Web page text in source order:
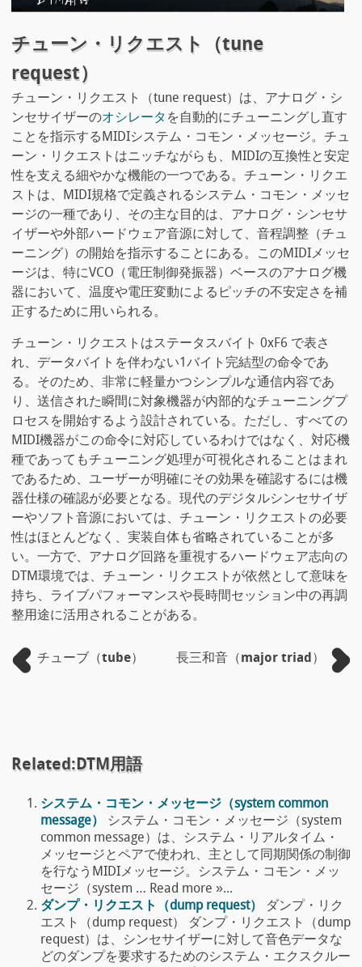
チューン・リクエスト（tune
request）
チューン・リクエスト（tune request）は、アナログ・シ
ンセサイザーのオシレータ を自動的にチューニングし直す
ことを指示するMIDIシステム・コモン・メッセージ。チュ
ーン・リクエストはニッチながらも、MIDIの互換性と安定
性を支える細やかな機能の一つである。チューン・リクエ
ストは、MIDI規格で定義されるシステム・コモン・メッセ
ージの一種であり、その主な目的は、アナログ・シンセサ
イザーや外部ハードウェア音源に対して、音程調整（チュ
ーニング）の開始を指示することにある。このMIDIメッセ
ージは、特にVCO（電圧制御発振器）ベースのアナログ機
器において、温度や電圧変動によるピッチの不安定さを補
正するために用いられる。
チューン・リクエストはステータスバイト 0xF6 で表さ
れ、データバイトを伴わない1バイト完結型の命令であ
る。そのため、非常に軽量かつシンプルな通信内容であ
り、送信された瞬間に対象機器が内部的なチューニングプ
ロセスを開始するよう設計されている。ただし、すべての
MIDI機器がこの命令に対応しているわけではなく、対応機
種であってもチューニング処理が可視化されることはまれ
であるため、ユーザーが明確にその効果を確認するには機
器仕様の確認が必要となる。現代のデジタルシンセサイザ
ーやソフト音源においては、チューン・リクエストの必要
性はほとんどなく、実装自体も省略されていることが多
い。一方で、アナログ回路を重視するハードウェア志向の
DTM環境では、チューン・リクエストが依然として意味を
持ち、ライブパフォーマンスや長時間セッション中の再調
整用途に活用されることがある。
チューブ（tube） 長三和音（major triad）
Related:DTM用語
システム・コモン・メッセージ（system common
message）
システム・コモン・メッセージ（system
common message）は、システム・リアルタイム・
メッセージとペアで使われ、主として同期関係の制御
を行なうMIDIメッセージ。システム・コモン・メッ
セージ（system … Read more »...
ダンプ・リクエスト（dump request）
ダンプ・リク
エスト（dump request） ダンプ・リクエスト（dump
request）は、シンセサイザーに対して音色データな
どのダンプを要求するためのシステム・エクスクルー